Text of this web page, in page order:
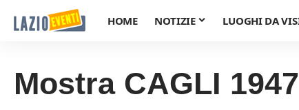
HOME NOTIZIE LUOGHI DA
Mostra CAGLI